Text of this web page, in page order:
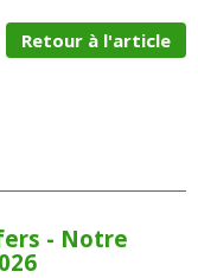
Retour à l'article
- Notre